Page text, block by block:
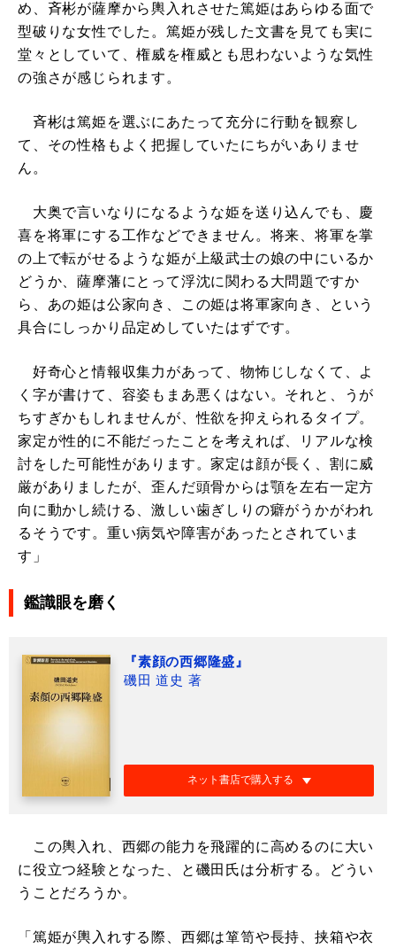
め、斉彬が薩摩から輿入れさせた篤姫はあらゆる面で
型破りな女性でした。篤姫が残した文書を見ても実に
堂々としていて、権威を権威とも思わないような気性
の強さが感じられます。
斉彬は篤姫を選ぶにあたって充分に行動を観察し
て、その性格もよく把握していたにちがいありませ
ん。
大奥で言いなりになるような姫を送り込んでも、慶
喜を将軍にする工作などできません。将来、将軍を掌
の上で転がせるような姫が上級武士の娘の中にいるか
どうか、薩摩藩にとって浮沈に関わる大問題ですか
ら、あの姫は公家向き、この姫は将軍家向き、という
具合にしっかり品定めしていたはずです。
好奇心と情報収集力があって、物怖じしなくて、よ
く字が書けて、容姿もまあ悪くはない。それと、うが
ちすぎかもしれませんが、性欲を抑えられるタイプ。
家定が性的に不能だったことを考えれば、リアルな検
討をした可能性があります。家定は顔が長く、割に威
厳がありましたが、歪んだ頭骨からは顎を左右一定方
向に動かし続ける、激しい歯ぎしりの癖がうかがわれ
るそうです。重い病気や障害があったとされていま
す」
鑑識眼を磨く
『素顔の西郷隆盛』
磯田 道史 著
ネット書店で購入する
この輿入れ、西郷の能力を飛躍的に高めるのに大い
に役立つ経験となった、と磯田氏は分析する。どうい
うことだろうか。
「篤姫が輿入れする際、西郷は箪笥や長持、挟箱や衣